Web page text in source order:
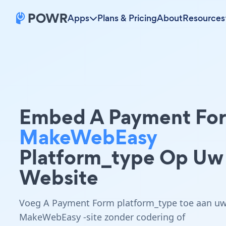
Apps Plans & PricingAboutResources
Embed A Payment
MakeWebEasy
Platform_type Op Uw
Website
Voeg A Payment Form platform_type toe aan
MakeWebEasy -site zonder codering of